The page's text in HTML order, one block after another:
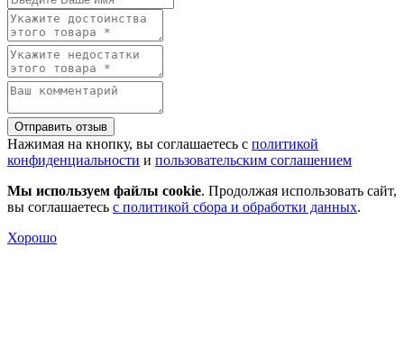
Отправить отзыв
Нажимая на кнопку, вы соглашаетесь с политикой
конфиденциальности и пользовательским соглашением
Мы используем файлы cookie. Продолжая использовать сайт,
вы соглашаетесь с политикой сбора и обработки данных.
Хорошо